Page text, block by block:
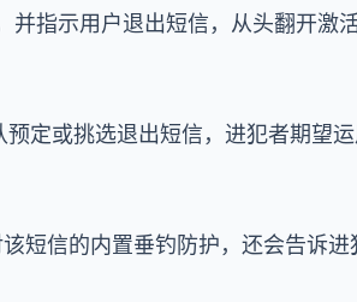
指示用户退出短信，从头翻开激
预定或挑选退出短信，进犯者期望
短信的内置垂钓防护，还会告诉